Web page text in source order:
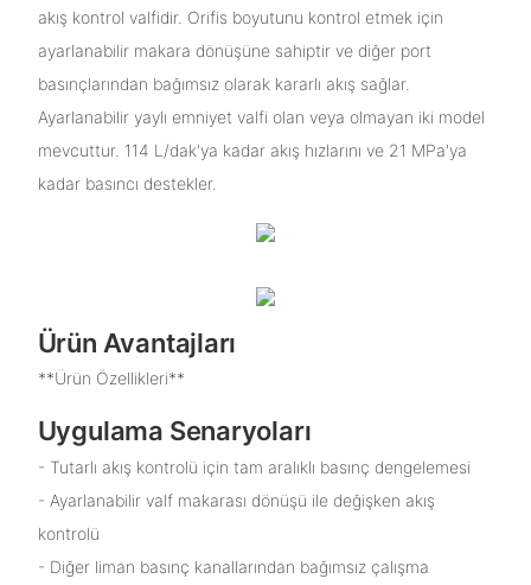
akış kontrol valfidir. Orifis boyutunu kontrol etmek için
ayarlanabilir makara dönüşüne sahiptir ve diğer port
basınçlarından bağımsız olarak kararlı akış sağlar.
Ayarlanabilir yaylı emniyet valfi olan veya olmayan iki model
mevcuttur. 114 L/dak'ya kadar akış hızlarını ve 21 MPa'ya
kadar basıncı destekler.
Ürün Avantajları
**Ürün Özellikleri**
Uygulama Senaryoları
- Tutarlı akış kontrolü için tam aralıklı basınç dengelemesi
- Ayarlanabilir valf makarası dönüşü ile değişken akış
kontrolü
- Diğer liman basınç kanallarından bağımsız çalışma